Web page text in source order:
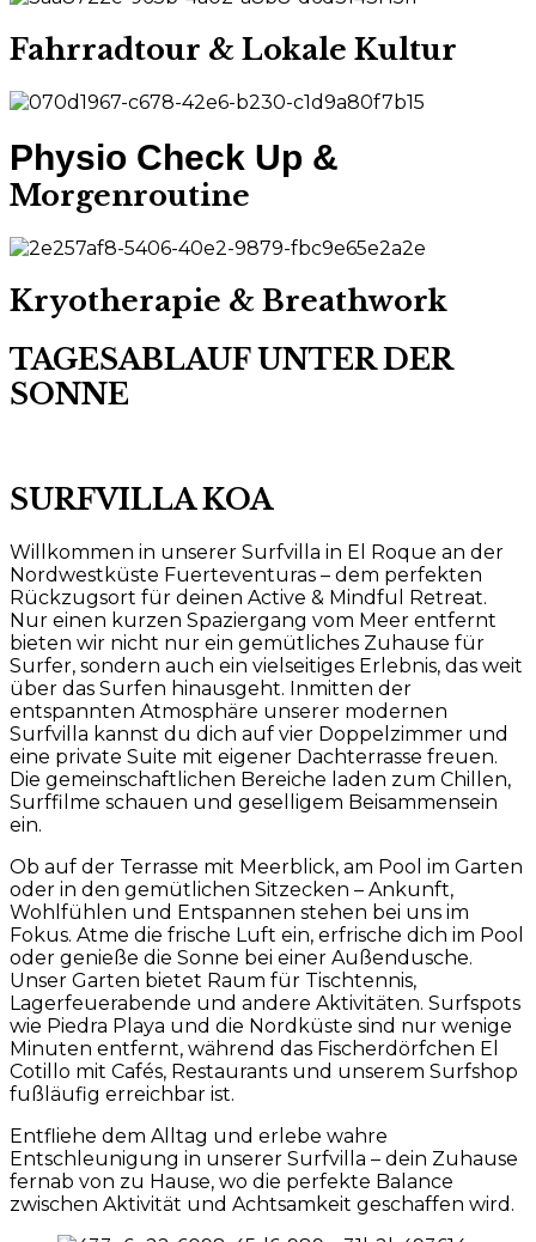
Fahrradtour & Lokale Kultur
Physio Check Up &
Morgenroutine
Kryotherapie & Breathwork
TAGESABLAUF UNTER DER
SONNE
SURFVILLA KOA
Willkommen in unserer Surfvilla in El Roque an der
Nordwestküste Fuerteventuras – dem perfekten
Rückzugsort für deinen Active & Mindful Retreat.
Nur einen kurzen Spaziergang vom Meer entfernt
bieten wir nicht nur ein gemütliches Zuhause für
Surfer, sondern auch ein vielseitiges Erlebnis, das weit
über das Surfen hinausgeht. Inmitten der
entspannten Atmosphäre unserer modernen
Surfvilla kannst du dich auf vier Doppelzimmer und
eine private Suite mit eigener Dachterrasse freuen.
Die gemeinschaftlichen Bereiche laden zum Chillen,
Surffilme schauen und geselligem Beisammensein
ein.
Ob auf der Terrasse mit Meerblick, am Pool im Garten
oder in den gemütlichen Sitzecken – Ankunft,
Wohlfühlen und Entspannen stehen bei uns im
Fokus. Atme die frische Luft ein, erfrische dich im Pool
oder genieße die Sonne bei einer Außendusche.
Unser Garten bietet Raum für Tischtennis,
Lagerfeuerabende und andere Aktivitäten. Surfspots
wie Piedra Playa und die Nordküste sind nur wenige
Minuten entfernt, während das Fischerdörfchen El
Cotillo mit Cafés, Restaurants und unserem Surfshop
fußläufig erreichbar ist.
Entfliehe dem Alltag und erlebe wahre
Entschleunigung in unserer Surfvilla – dein Zuhause
fernab von zu Hause, wo die perfekte Balance
zwischen Aktivität und Achtsamkeit geschaffen wird.